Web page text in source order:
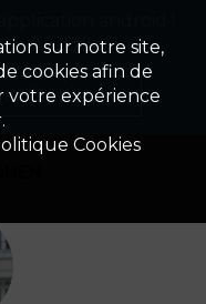
sur notre site,
cookies afin de
votre expérience
Cookies
l'installer.
l'application